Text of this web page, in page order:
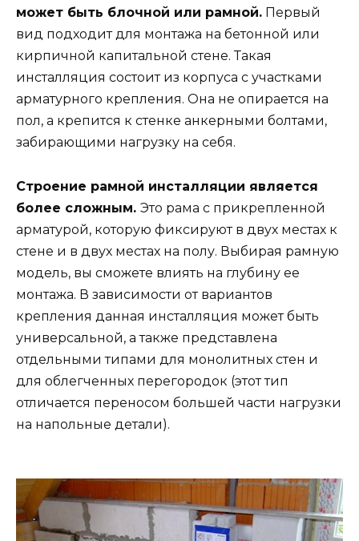
может быть блочной или рамной. Первый
вид подходит для монтажа на бетонной или
кирпичной капитальной стене. Такая
инсталляция состоит из корпуса с участками
арматурного крепления. Она не опирается на
пол, а крепится к стенке анкерными болтами,
забирающими нагрузку на себя.
Строение рамной инсталляции является
более сложным. Это рама с прикрепленной
арматурой, которую фиксируют в двух местах к
стене и в двух местах на полу. Выбирая рамную
модель, вы сможете влиять на глубину ее
монтажа. В зависимости от вариантов
крепления данная инсталляция может быть
универсальной, а также представлена
отдельными типами для монолитных стен и
для облегченных перегородок (этот тип
отличается переносом большей части нагрузки
на напольные детали).